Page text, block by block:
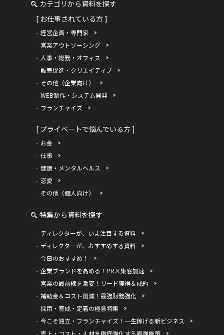
カテゴリから資料を探す
[ お仕事されている方 ]
経営企画・専門家
営業アウトソーシング
人事・総務・オフィス
販売促進・クリエイティブ
その他（企業向け）
WEB制作・システム開発
フランチャイズ
[ プライベートで悩んでいる方 ]
お金
仕事
健康・メンタルヘルス
恋愛
その他（個人向け）
特集から資料を探す
ディレクターが、いま注目する資料
ディレクターが、おすすめする資料
今日のおすすめ！
企業ブランドを高める！PR×集客加速
営業の最前線を激変！リード獲得＆成約
補助金＆コスト削減！最強財務強化
採用・育成・定着の極意特集
今こそ独立・フランチャイズ！一生稼げる新ビジネス